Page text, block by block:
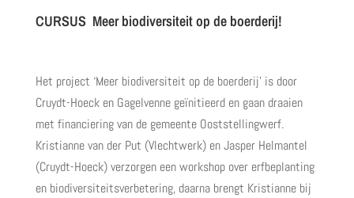
CURSUS Meer biodiversiteit op de boerderij!
Het project ‘Meer biodiversiteit op de boerderij’ is door
Cruydt-Hoeck en Gagelvenne geïnitieerd en gaan draaien
met financiering van de gemeente Ooststellingwerf.
Kristianne van der Put (Vlechtwerk) en Jasper Helmantel
(Cruydt-Hoeck) verzorgen een workshop over erfbeplanting
en biodiversiteitsverbetering, daarna brengt Kristianne bij